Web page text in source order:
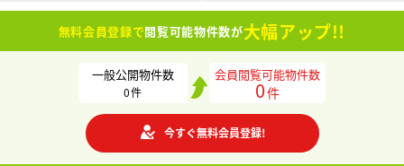
無料会員登録で閲覧可能物件数が大幅アップ!!
一般公開物件数
0件
会員閲覧可能物件数
0件
今すぐ無料会員登録!